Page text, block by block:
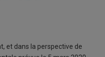
et dans la perspective de